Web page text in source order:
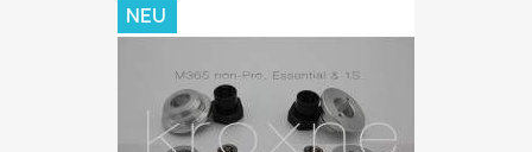
NEU